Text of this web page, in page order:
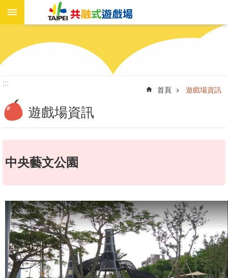
尋
遊
戲
場
資
訊
新
聞
工
作
坊/
說
明
會
:::
首頁 遊戲場資訊
遊戲場資訊
中央藝文公園